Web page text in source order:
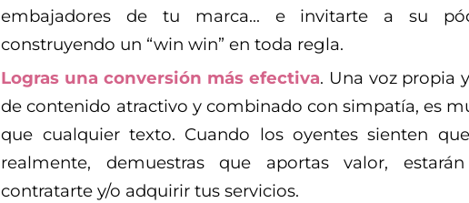
embajadores de tu marca… e invitarte a su
construyendo un “win win” en toda regla.
Logras una conversión más efectiva. Una voz propia
de contenido atractivo y combinado con simpatía, es
que cualquier texto. Cuando los oyentes sienten
realmente, demuestras que aportas valor,
contratarte y/o adquirir tus servicios.